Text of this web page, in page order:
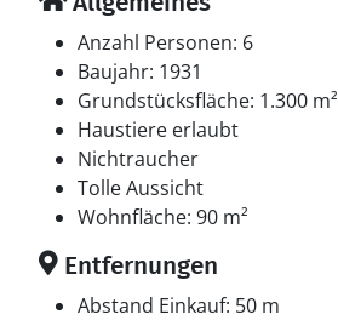
Anzahl Personen: 6
Baujahr: 1931
Grundstücksfläche: 1.300 m²
Haustiere erlaubt
Nichtraucher
Tolle Aussicht
Wohnfläche: 90 m²
Entfernungen
Abstand Einkauf: 50 m